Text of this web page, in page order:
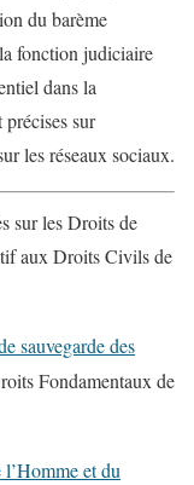
du barème
fonction judiciaire
dans la
sur
les réseaux sociaux.
sur les Droits de
aux Droits Civils de
sauvegarde des
Fondamentaux de
et du